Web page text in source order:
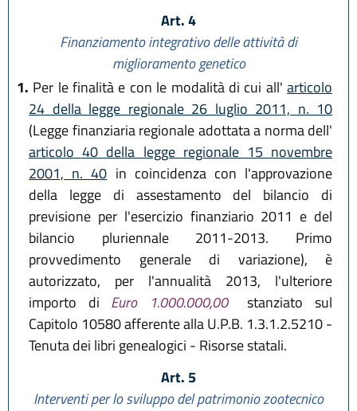
Art. 4
Finanziamento integrativo delle attività di
miglioramento genetico
1. Per le finalità e con le modalità di cui all' articolo
24 della legge regionale 26 luglio 2011, n. 10
(Legge finanziaria regionale adottata a norma dell'
articolo 40 della legge regionale 15 novembre
2001, n. 40 in coincidenza con l'approvazione
della legge di assestamento del bilancio di
previsione per l'esercizio finanziario 2011 e del
bilancio pluriennale 2011-2013. Primo
provvedimento generale di variazione), è
autorizzato, per l'annualità 2013, l'ulteriore
importo di Euro 1.000.000,00
stanziato sul
Capitolo 10580 afferente alla U.P.B. 1.3.1.2.5210 -
Tenuta dei libri genealogici - Risorse statali.
Art. 5
Interventi per lo sviluppo del patrimonio zootecnico